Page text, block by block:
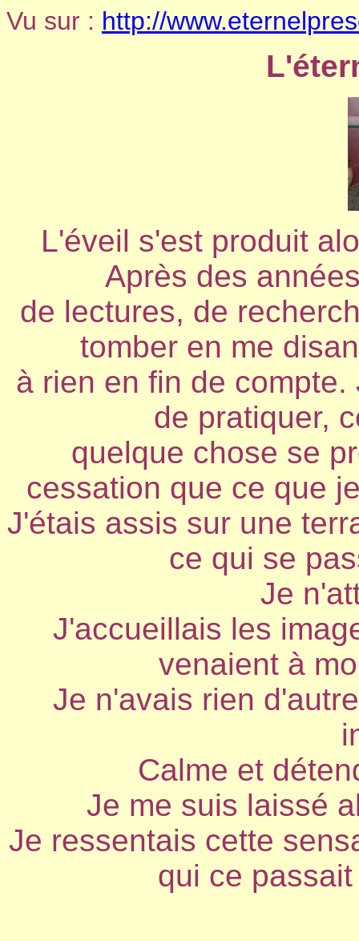
Vu sur : http://
L'éveil s'est produit
Après des
de lectures, de
tomber en me
à rien en fin de
de pratiquer,
quelque chose se
cessation que ce que
J'étais assis sur une
ce qui se
Je
J'accueillais les
venaient à
Je n'avais rien
Calme et
Je me suis laissé
Je ressentais cette
qui ce